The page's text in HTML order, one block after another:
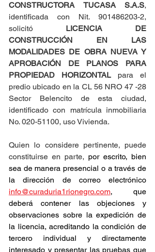
CONSTRUCTORA TUCASA S.A.S,
identificada con Nit. 901486203-2,
solicitó LICENCIA DE
CONSTRUCCIÓN EN LAS
MODALIDADES DE OBRA NUEVA Y
APROBACIÓN DE PLANOS PARA
PROPIEDAD HORIZONTAL para el
predio ubicado en la CL 56 NRO 47 -28
Sector Belencito de esta ciudad,
identificado con matrícula inmobiliaria
No. 020-51100, uso Vivienda.
Quien lo considere pertinente, puede
constituirse en parte, por escrito, bien
sea de manera presencial o a través de
info@curaduria1rionegro.com, que
deberá contener las objeciones y
observaciones sobre la expedición de
la licencia, acreditando la condición de
tercero individual y directamente
interesado y presentar las pruebas que